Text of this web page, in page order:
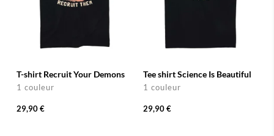
T-shirt Recruit Your Demons
1 couleur
29,90 €
Tee shirt Science Is Beautiful
1 couleur
29,90 €